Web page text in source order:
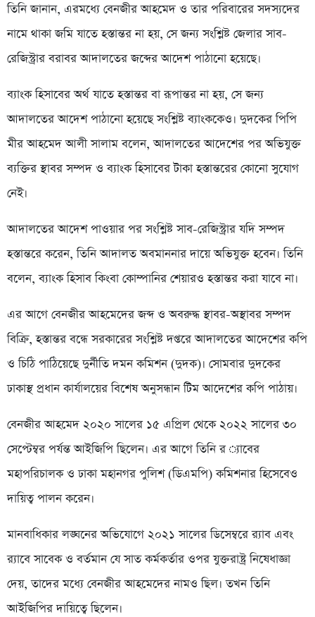
তিনি জানান, এরমধ্যে বেনজীর আহমেদ ও তার পরিবারের সদস্যদের
নামে থাকা জমি যাতে হস্তান্তর না হয়, সে জন্য সংশ্লিষ্ট জেলার সাব-
রেজিস্ট্রার বরাবর আদালতের জব্দের আদেশ পাঠানো হয়েছে।
ব্যাংক হিসাবের অর্থ যাতে হস্তান্তর বা রূপান্তর না হয়, সে জন্য
আদালতের আদেশ পাঠানো হয়েছে সংশ্লিষ্ট ব্যাংককেও। দুদকের পিপি
মীর আহমেদ আলী সালাম বলেন, আদালতের আদেশের পর অভিযুক্ত
ব্যক্তির স্থাবর সম্পদ ও ব্যাংক হিসাবের টাকা হস্তান্তরের কোনো সুযোগ
নেই।
আদালতের আদেশ পাওয়ার পর সংশ্লিষ্ট সাব-রেজিস্ট্রার যদি সম্পদ
হস্তান্তরে করেন, তিনি আদালত অবমাননার দায়ে অভিযুক্ত হবেন। তিনি
বলেন, ব্যাংক হিসাব কিংবা কোম্পানির শেয়ারও হস্তান্তর করা যাবে না।
এর আগে বেনজীর আহমেদের জব্দ ও অবরুদ্ধ স্থাবর-অস্থাবর সম্পদ
বিক্রি, হস্তান্তর বন্ধে সরকারের সংশ্লিষ্ট দপ্তরে আদালতের আদেশের কপি
ও চিঠি পাঠিয়েছে দুর্নীতি দমন কমিশন (দুদক)। সোমবার দুদকের
ঢাকাস্থ প্রধান কার্যালয়ের বিশেষ অনুসন্ধান টিম আদেশের কপি পাঠায়।
বেনজীর আহমেদ ২০২০ সালের ১৫ এপ্রিল থেকে ২০২২ সালের ৩০
সেপ্টেম্বর পর্যন্ত আইজিপি ছিলেন। এর আগে তিনি র ্যাবের
মহাপরিচালক ও ঢাকা মহানগর পুলিশ (ডিএমপি) কমিশনার হিসেবেও
দায়িত্ব পালন করেন।
মানবাধিকার লঙ্ঘনের অভিযোগে ২০২১ সালের ডিসেম্বরে র‌্যাব এবং
র‌্যাবে সাবেক ও বর্তমান যে সাত কর্মকর্তার ওপর যুক্তরাষ্ট্র নিষেধাজ্ঞা
দেয়, তাদের মধ্যে বেনজীর আহমেদের নামও ছিল। তখন তিনি
আইজিপির দায়িত্বে ছিলেন।